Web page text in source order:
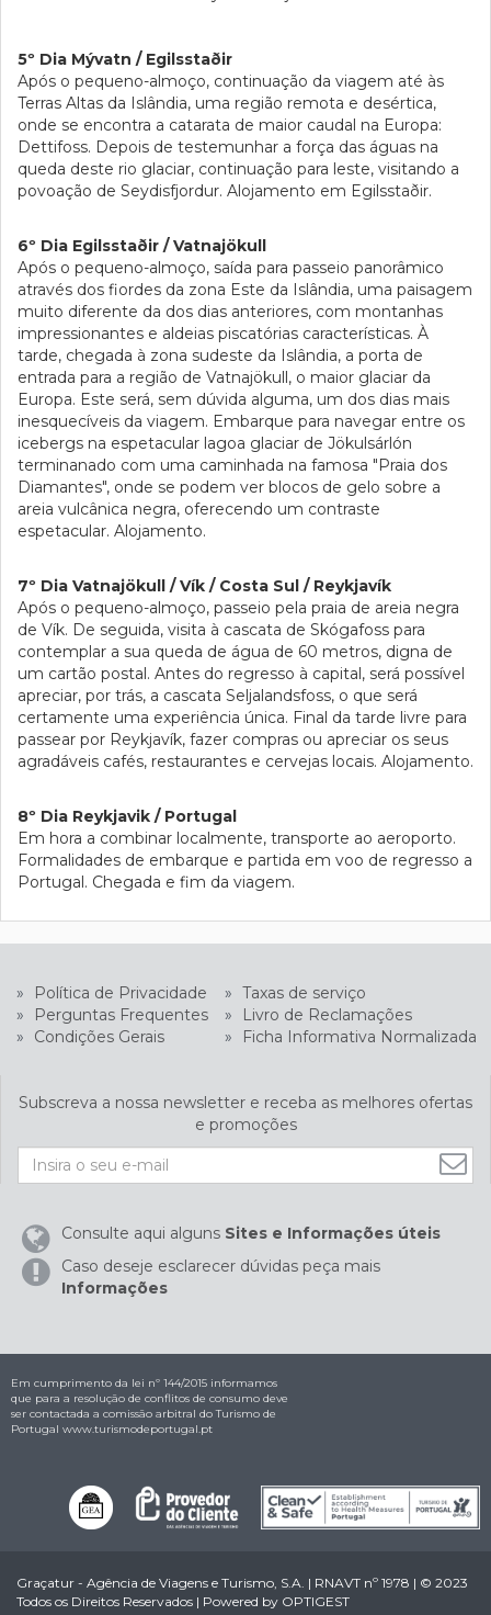
5º Dia Mývatn / Egilsstaðir
Após o pequeno-almoço, continuação da viagem até às
Terras Altas da Islândia, uma região remota e desértica,
onde se encontra a catarata de maior caudal na Europa:
Dettifoss. Depois de testemunhar a força das águas na
queda deste rio glaciar, continuação para leste, visitando a
povoação de Seydisfjordur. Alojamento em Egilsstaðir.
6º Dia Egilsstaðir / Vatnajökull
Após o pequeno-almoço, saída para passeio panorâmico
através dos fiordes da zona Este da Islândia, uma paisagem
muito diferente da dos dias anteriores, com montanhas
impressionantes e aldeias piscatórias características. À
tarde, chegada à zona sudeste da Islândia, a porta de
entrada para a região de Vatnajökull, o maior glaciar da
Europa. Este será, sem dúvida alguma, um dos dias mais
inesquecíveis da viagem. Embarque para navegar entre os
icebergs na espetacular lagoa glaciar de Jökulsárlón
terminanado com uma caminhada na famosa "Praia dos
Diamantes", onde se podem ver blocos de gelo sobre a
areia vulcânica negra, oferecendo um contraste
espetacular. Alojamento.
7º Dia Vatnajökull / Vík / Costa Sul / Reykjavík
Após o pequeno-almoço, passeio pela praia de areia negra
de Vík. De seguida, visita à cascata de Skógafoss para
contemplar a sua queda de água de 60 metros, digna de
um cartão postal. Antes do regresso à capital, será possível
apreciar, por trás, a cascata Seljalandsfoss, o que será
certamente uma experiência única. Final da tarde livre para
passear por Reykjavík, fazer compras ou apreciar os seus
agradáveis cafés, restaurantes e cervejas locais. Alojamento.
8º Dia Reykjavik / Portugal
Em hora a combinar localmente, transporte ao aeroporto.
Formalidades de embarque e partida em voo de regresso a
Portugal. Chegada e fim da viagem.
» Política de Privacidade » Taxas de serviço
»
Perguntas Frequentes »
Livro de Reclamações
»
Condições Gerais » Ficha Informativa Normalizada
Subscreva a nossa newsletter e receba as melhores ofertas
e promoções
Consulte aqui alguns Sites e Informações úteis
Caso deseje esclarecer dúvidas peça mais
Informações
Em cumprimento da lei nº 144/2015 informamos
que para a resolução de conflitos de consumo deve
ser contactada a comissão arbitral do Turismo de
Portugal www.turismodeportugal.pt
Graçatur - Agência de Viagens e Turismo, S.A. | RNAVT nº 1978 | © 2023
Todos os Direitos Reservados | Powered by OPTIGEST